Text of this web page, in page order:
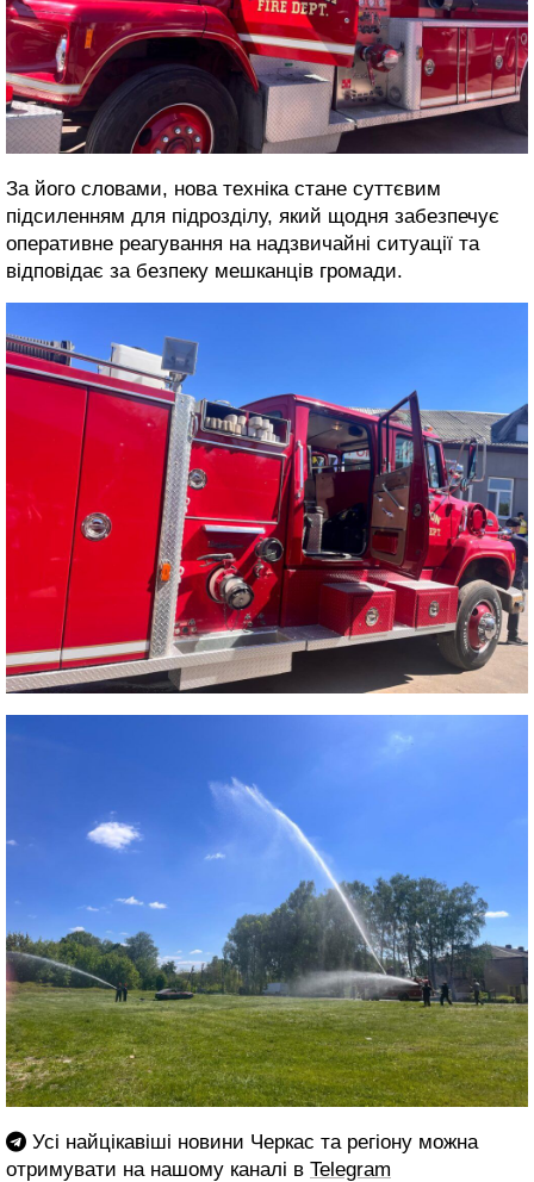
За його словами, нова техніка стане суттєвим
підсиленням для підрозділу, який щодня забезпечує
оперативне реагування на надзвичайні ситуації та
відповідає за безпеку мешканців громади.
Усі найцікавіші новини Черкас та регіону можна
отримувати на нашому каналі в Telegram